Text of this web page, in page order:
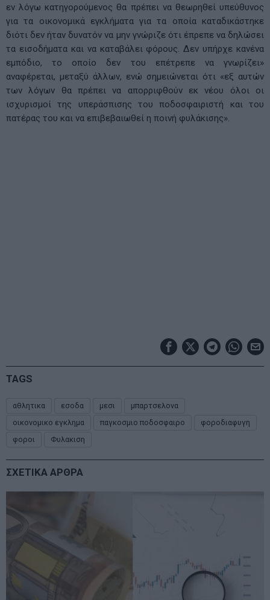
εν λόγω κατηγορούμενος θα πρέπει να θεωρηθεί υπεύθυνος
για τα οικονομικά εγκλήματα για τα οποία καταδικάστηκε
διότι δεν ήταν δυνατόν να μην γνώριζε ότι έπρεπε να δηλώσει
τα εισοδήματα και να καταβάλει φόρους. Δεν υπήρχε κανένα
εμπόδιο, το οποίο δεν του επέτρεπε να γνωρίζει»
αναφέρεται, μεταξύ άλλων, ενώ σημειώνεται ότι «εξ αυτών
των λόγων θα πρέπει να απορριφθούν εκ νέου όλοι οι
ισχυρισμοί της υπεράσπισης του ποδοσφαιριστή και του
πατέρας του και να επιβεβαιωθεί η ποινή φυλάκισης».
TAGS
αθλητικα εσοδα μεσι
μπαρτσελονα
οικονομικο εγκλημα
παγκοσμιο ποδοσφαιρο
φοροδιαφυγη
φοροι
Φυλακιση
ΣΧΕΤΙΚΑ ΑΡΘΡΑ